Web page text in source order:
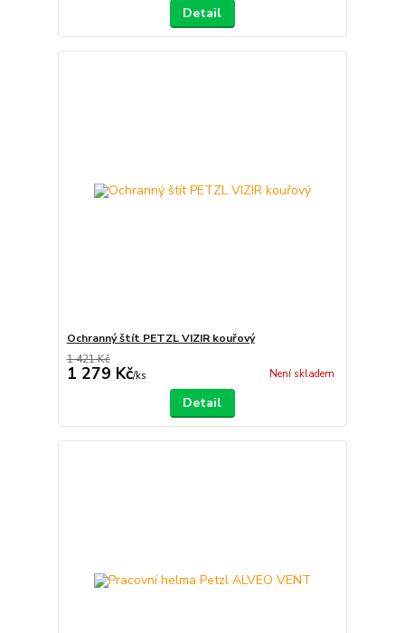
Detail
Ochranný štít PETZL VIZIR kouřový
1 421 Kč
1 279 Kč/ks Není skladem
Detail